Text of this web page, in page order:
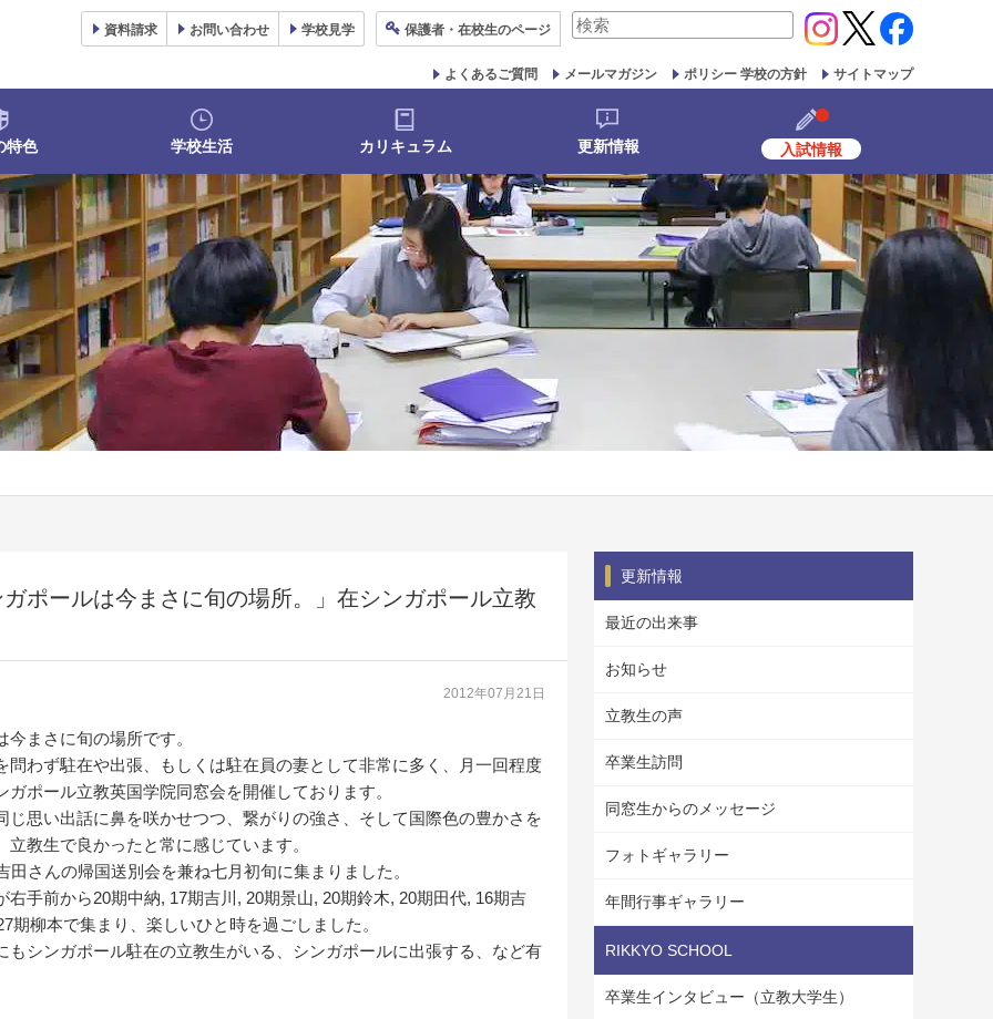
資料請求 お問い合わせ 学校見学 保護者 ・在校生のページ
検
対
象:
よくあるご質問 メールマガジン ポリシー 学校の方針 サイトマップ
特色 学校生活 カリキュラム 更新情報 入試情報
ポールは今まさに旬の場所。」在シンガポール立教
2012年07月21日
今まさに旬の場所です。
問わず駐在や出張、もしくは駐在員の妻として非常に多く、月一回程度
ガポール立教英国学院同窓会を開催しております。
じ思い出話に鼻を咲かせつつ、繋がりの強さ、そして国際色の豊かさを
立教生で良かったと常に感じています。
田さんの帰国送別会を兼ね七月初旬に集まりました。
右手前から20期中納, 17期吉川, 20期景山, 20期鈴木, 20期田代, 16期吉
期柳本で集まり、楽しいひと時を過ごしました。
もシンガポール駐在の立教生がいる、シンガポールに出張する、など有
更新情報
最近の出来事
お知らせ
立教生の声
卒業生訪問
同窓生からのメッセージ
フォトギャラリー
年間行事ギャラリー
RIKKYO SCHOOL
卒業生インタビュー（立教大学生）